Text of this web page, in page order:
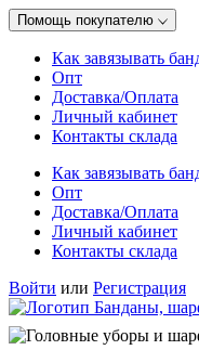
Помощь покупателю
Как завязывать
Опт
Доставка/Оплата
Личный кабинет
Контакты склада
Как завязывать
Опт
Доставка/Оплата
Личный кабинет
Контакты склада
Войти или Регистрация